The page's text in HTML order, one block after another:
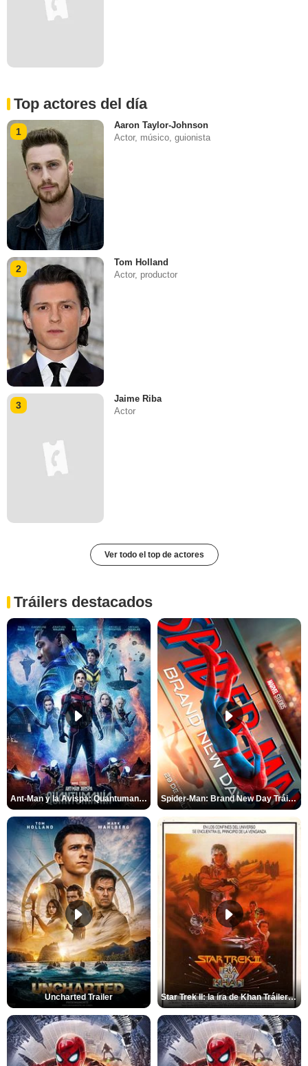
Top actores del día
1
Aaron Taylor-Johnson
Actor, músico, guionista
2
Tom Holland
Actor, productor
3
Jaime Riba
Actor
Ver todo el top de actores
Tráilers destacados
Ant-Man y la Avispa: Quantumanía Tráiler (2) Spider-Man: Brand New Day Tráiler (3)
Uncharted Trailer Star Trek II: la ira de Khan Tráiler VO